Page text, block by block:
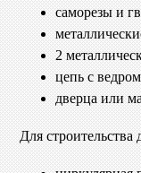
саморезы и
2
цепь с
дверца или
Для